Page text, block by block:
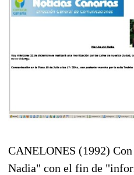
CANELONES (1992)
Nadia" con el fin de